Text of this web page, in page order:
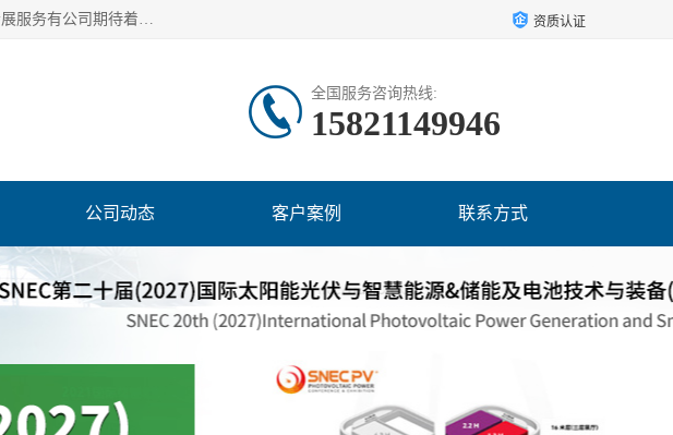
上海椿生会展服务有公司，上海SNEC光伏及储能展/墨西哥光伏及储能展、印尼光伏及储能展。上海椿生会展服务有公司期待着相关业者聚首我们的新能源平台，从产业的视野、以问题为导向，一起把脉中国、亚洲及世界太阳能光伏及储能市场。 资质认证
全国服务咨询热线:
15821149946
公司动态 客户案例 联系方式